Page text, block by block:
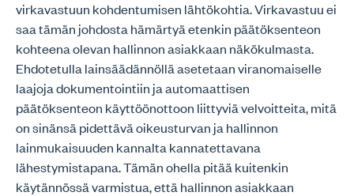
virkavastuun kohdentumisen lähtökohtia. Virkavastuu ei
saa tämän johdosta hämärtyä etenkin päätöksenteon
kohteena olevan hallinnon asiakkaan näkökulmasta.
Ehdotetulla lainsäädännöllä asetetaan viranomaiselle
laajoja dokumentointiin ja automaattisen
päätöksenteon käyttöönottoon liittyviä velvoitteita, mitä
on sinänsä pidettävä oikeusturvan ja hallinnon
lainmukaisuuden kannalta kannatettavana
lähestymistapana. Tämän ohella pitää kuitenkin
käytännössä varmistua, että hallinnon asiakkaan